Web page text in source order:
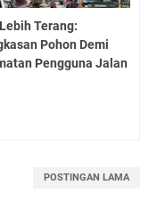
Terang:
Pohon Demi
Pengguna Jalan
POSTINGAN LAMA